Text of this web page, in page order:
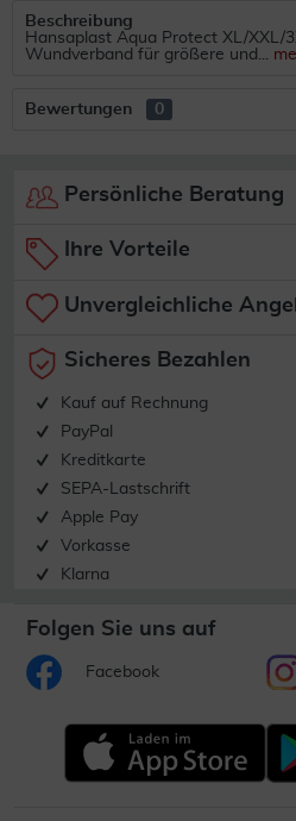
Beschreibung
Hansaplast Aqua Protect XL/XXL/
Wundverband für größere und...
Bewertungen 0
Persönliche Beratung
Ihre Vorteile
Unvergleichliche
Sicheres Bezahlen
Kauf auf Rechnung
PayPal
Kreditkarte
SEPA-Lastschrift
Apple Pay
Vorkasse
Klarna
Folgen Sie uns auf
Facebook